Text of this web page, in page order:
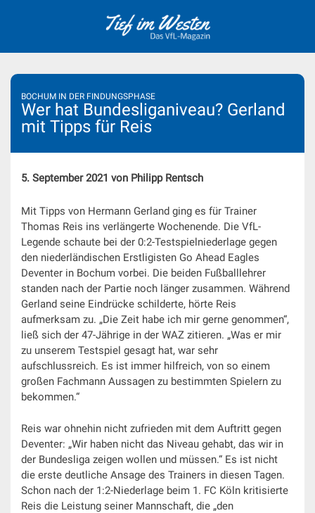
BOCHUM IN DER FINDUNGSPHASE
Wer hat Bundesliganiveau? Gerland
mit Tipps für Reis
5. September 2021 von Philipp Rentsch
Mit Tipps von Hermann Gerland ging es für Trainer
Thomas Reis ins verlängerte Wochenende. Die VfL-
Legende schaute bei der 0:2-Testspielniederlage gegen
den niederländischen Erstligisten Go Ahead Eagles
Deventer in Bochum vorbei. Die beiden Fußballlehrer
standen nach der Partie noch länger zusammen. Während
Gerland seine Eindrücke schilderte, hörte Reis
aufmerksam zu. „Die Zeit habe ich mir gerne genommen“,
ließ sich der 47-Jährige in der WAZ zitieren. „Was er mir
zu unserem Testspiel gesagt hat, war sehr
aufschlussreich. Es ist immer hilfreich, von so einem
großen Fachmann Aussagen zu bestimmten Spielern zu
bekommen.“
Reis war ohnehin nicht zufrieden mit dem Auftritt gegen
Deventer: „Wir haben nicht das Niveau gehabt, das wir in
der Bundesliga zeigen wollen und müssen.“ Es ist nicht
die erste deutliche Ansage des Trainers in diesen Tagen.
Schon nach der 1:2-Niederlage beim 1. FC Köln kritisierte
Reis die Leistung seiner Mannschaft, die „den